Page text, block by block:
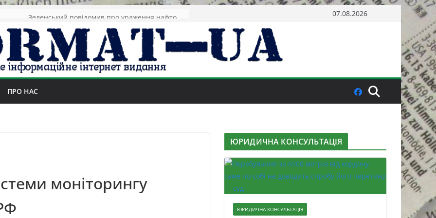
07.08.2026
ПРО НАС
моніторингу
ЮРИДИЧНА КОНСУЛЬТАЦІЯ
ЮРИДИЧНА КОНСУЛЬТАЦІЯ